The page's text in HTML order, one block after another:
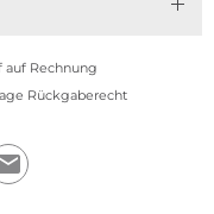
auf Rechnung
Rückgaberecht